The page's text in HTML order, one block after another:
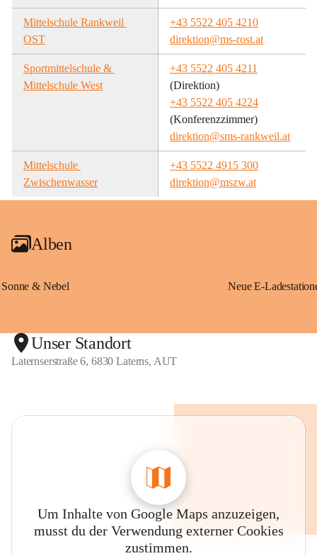
Mittelschule Rankweil
OST
+43 5522 405 4210
direktion@ms-rost.at
Sportmittelschule &
Mittelschule West
+43 5522 405 4211
(Direktion)
+43 5522 405 4224
(Konferenzzimmer)
direktion@sms-rankweil.at
Mittelschule
Zwischenwasser
+43 5522 4915 300
direktion@mszw.at
Alben
Sonne & Nebel
Unser Standort
Laternserstraße 6, 6830 Laterns, AUT
Um Inhalte von Google Maps anzuzeigen,
musst du der Verwendung externer Cookies
zustimmen.